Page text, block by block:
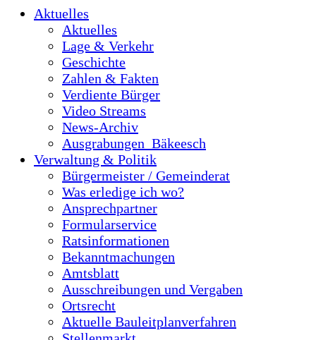
Aktuelles
Aktuelles
Lage & Verkehr
Geschichte
Zahlen & Fakten
Verdiente Bürger
Video Streams
News-Archiv
Ausgrabungen_Bäkeesch
Verwaltung & Politik
Bürgermeister / Gemeinderat
Was erledige ich wo?
Ansprechpartner
Formularservice
Ratsinformationen
Bekanntmachungen
Amtsblatt
Ausschreibungen und Vergaben
Ortsrecht
Aktuelle Bauleitplanverfahren